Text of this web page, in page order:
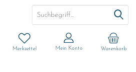
Warenkorb
Merkzettel Mein Konto